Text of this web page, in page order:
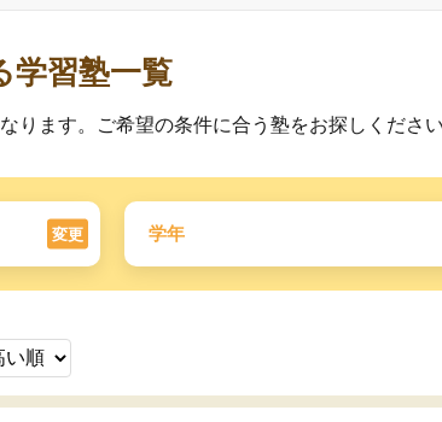
学習塾一覧
ります。ご希望の条件に合う塾をお探しください
変更 学年